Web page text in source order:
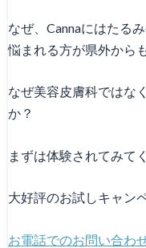
Canna1番人気メニュー
スタッフ募集
Facebook
天神院情報
なぜ、Cannaにはたる
悩まれる方が県外から
なぜ美容皮膚科ではな
か？
まずは体験されてみて
大好評のお試しキャン
お電話でのお問い合わ